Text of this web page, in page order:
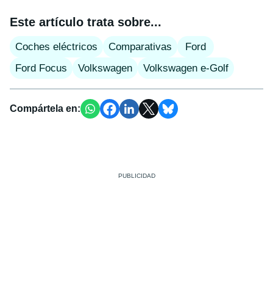
Este artículo trata sobre...
Coches eléctricos Comparativas
Ford
Ford Focus
Volkswagen Volkswagen e-Golf
Compártela en: